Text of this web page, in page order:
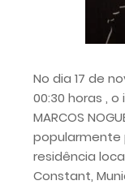
No dia 17 de
00:30 horas ,
MARCOS
popularmente
residência
Constant,